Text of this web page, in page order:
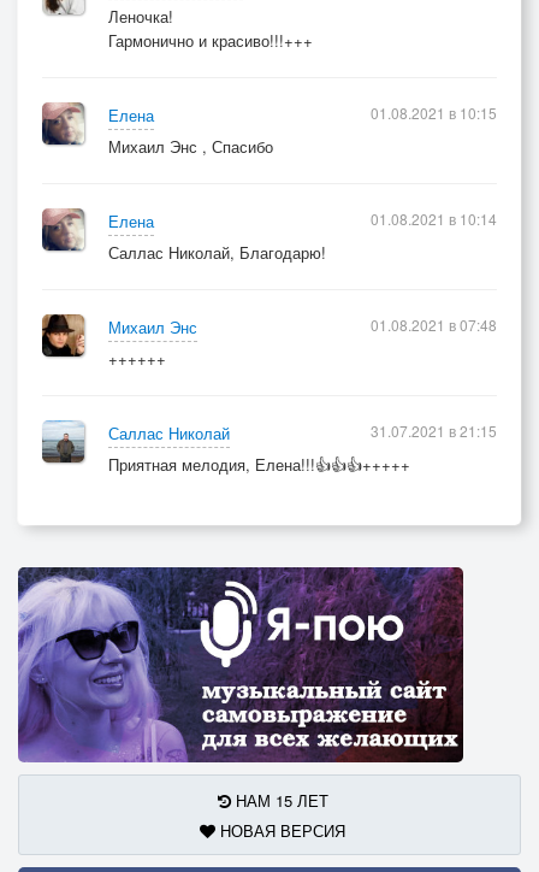
Леночка!
Гармонично и красиво!!!+++
Елена
Михаил Энс , Спасибо
01.08.2021 в 10:15
Елена
Саллас Николай, Благодарю!
01.08.2021 в 10:14
Михаил Энс
++++++
01.08.2021 в 07:48
Саллас Николай
Приятная мелодия, Елена!!!👍👍👍+++++
31.07.2021 в 21:15
НАМ 15 ЛЕТ
НОВАЯ ВЕРСИЯ